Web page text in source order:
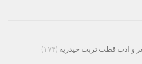
و ادب قطب تربت حیدریه (۱۷۴)